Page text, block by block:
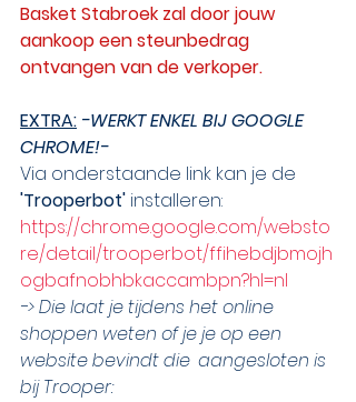
Basket Stabroek zal door jouw
aankoop een steunbedrag
ontvangen van de verkoper.
EXTRA: -WERKT ENKEL BIJ GOOGLE
CHROME!-
Via onderstaande link kan je de
'Trooperbot' installeren:
https://chrome.google.com/websto
re/detail/trooperbot/ffihebdjbmojh
ogbafnobhbkaccambpn?hl=nl
-> Die laat je tijdens het online
shoppen weten of je je op een
website bevindt die 	aangesloten is
bij Trooper: